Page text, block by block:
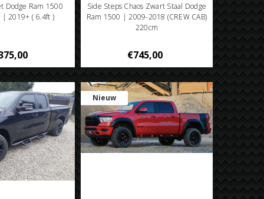
Dodge Ram 1500
2019+ ( 6.4ft )
Side Steps Chaos Zwart Staal Dodge
Ram 1500 | 2009-2018 (CREW CAB)
220cm
€745,00
Nieuw